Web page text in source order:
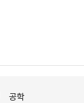
공학